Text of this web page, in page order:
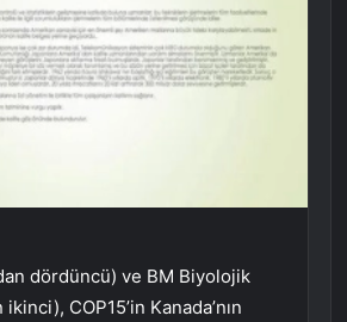
dördüncü) ve BM Biyolojik
COP15’in Kanada’nın